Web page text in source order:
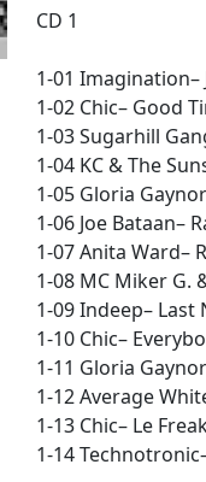
CD 1
1-01 Imagination–
1-02 Chic– Good
1-03 Sugarhill
1-04 KC & The
1-05 Gloria
1-06 Joe Bataan–
1-07 Anita Ward–
1-08 MC Miker G.
1-09 Indeep– Last
1-10 Chic–
1-11 Gloria
1-12 Average
1-13 Chic– Le
1-14